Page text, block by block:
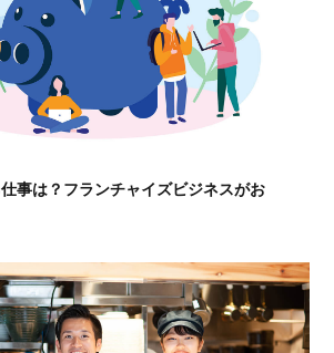
事は？フランチャイズビジネスがお